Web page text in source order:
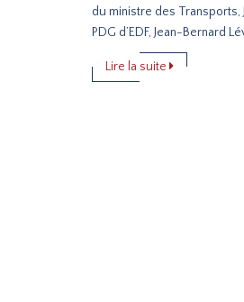
du ministre des
PDG d’EDF, Jean-Bernard
Lire la suite